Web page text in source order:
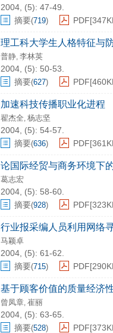
2004, (5): 47-49.
摘要(719) PDF[
理工科大学生人格特征与
普静, 李林英
2004, (5): 50-53.
摘要(627) PDF[
加速科技传播职业化进程
翟杰全, 杨志坚
2004, (5): 54-57.
摘要(636) PDF[
论国际经贸与商务环境下
葛志宏
2004, (5): 58-60.
摘要(928) PDF[
行业报采编人员利用网络
马颖卓
2004, (5): 61-62.
摘要(715) PDF[
基于顾客价值的质量经济
曾凤章, 崔丽
2004, (5): 63-65.
摘要(528) PDF[